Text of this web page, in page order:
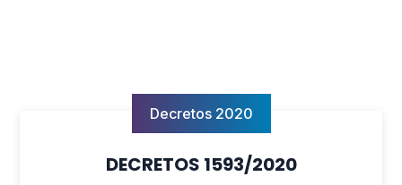
Decretos 2020
DECRETOS 1593/2020